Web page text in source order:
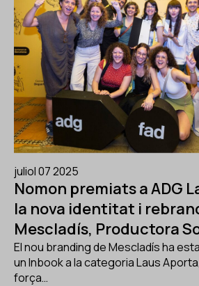
juliol 07 2025
Nomon premiats a ADG
la nova identitat i
Mescladís, Productora
El nou branding de Mescladís ha
un Inbook a la categoria Laus
força…